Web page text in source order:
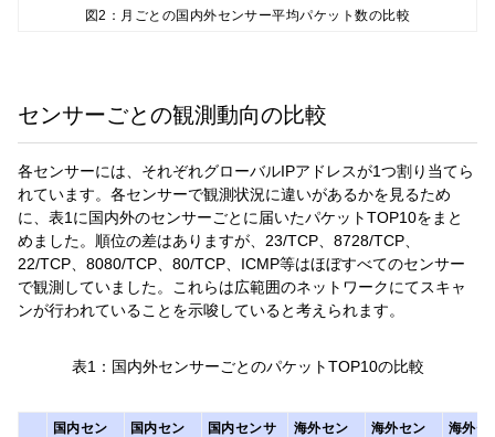
図2：月ごとの国内外センサー平均パケット数の比較
センサーごとの観測動向の比較
各センサーには、それぞれグローバルIPアドレスが1つ割り当てら
れています。各センサーで観測状況に違いがあるかを見るため
に、表1に国内外のセンサーごとに届いたパケットTOP10をまと
めました。順位の差はありますが、23/TCP、8728/TCP、
22/TCP、8080/TCP、80/TCP、ICMP等はほぼすべてのセンサー
で観測していました。これらは広範囲のネットワークにてスキャ
ンが行われていることを示唆していると考えられます。
表1：国内外センサーごとのパケットTOP10の比較
国内セン
国内セン
国内センサ
海外セン
海外セン
海外セ